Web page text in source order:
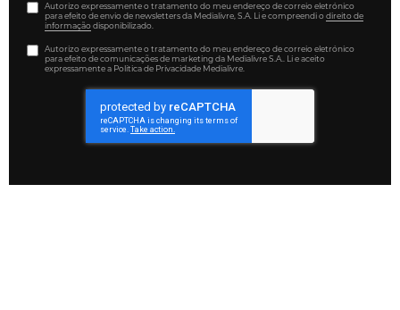
Autorizo expressamente o tratamento do meu endereço de correio eletrónico
para efeito de envio de newsletters da Medialivre, S.A. Li e compreendi odireito de
informaçãodisponibilizado.
Autorizo expressamente o tratamento do meu endereço de correio eletrónico
para efeito de comunicações de marketing da Medialivre S.A.. Li e aceito
expressamente a Política de Privacidade Medialivre.